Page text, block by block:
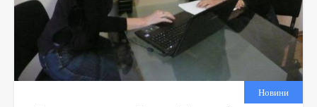
Новини